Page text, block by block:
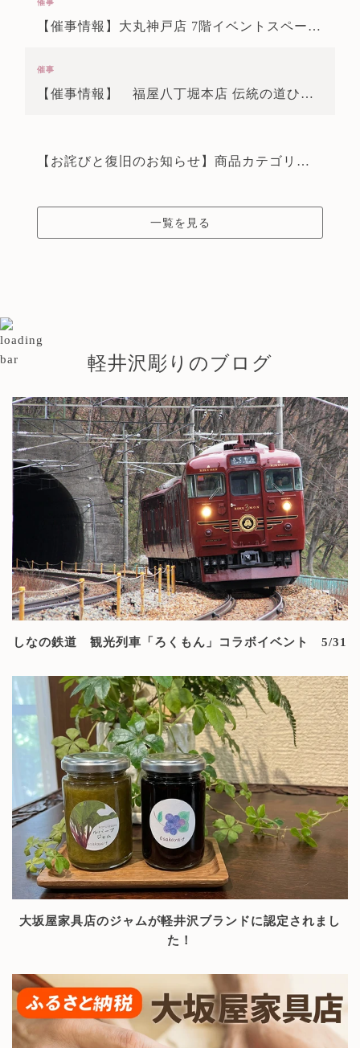
【催事情報】大丸神戸店 7階イベントスペース 11/4～11/10
催事
【催事情報】 福屋八丁堀本店 伝統の道ひとすじ「技と手仕事展」 9/24～9/29
【お詫びと復旧のお知らせ】商品カテゴリー検索機能の不具合修正について
一覧を見る
軽井沢彫りのブログ
しなの鉄道 観光列車「ろくもん」コラボイベント 5/31
大坂屋家具店のジャムが軽井沢ブランドに認定されまし
た！